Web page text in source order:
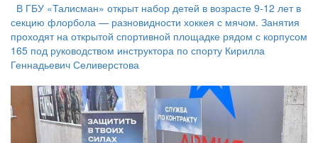
В ГБУ «Талисман» открыт набор детей в возрасте 9-12 лет в
секцию флорбола — разновидности хоккея с мячом. Занятия
проходят на открытой спортивной площадке рядом с корпусом
165 под руководством инструктора по спорту Кирилла
Геннадьевич Селиверстова